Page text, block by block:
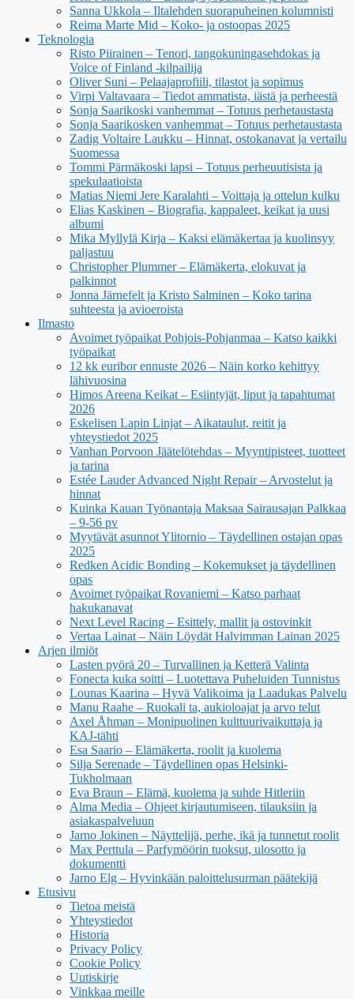
Sanna Ukkola – Iltalehden suorapuheinen kolumnisti
Reima Marte Mid – Koko- ja ostoopas 2025
Teknologia
Risto Piirainen – Tenori, tangokuningasehdokas ja
Voice of Finland -kilpailija
Oliver Suni – Pelaajaprofiili, tilastot ja sopimus
Virpi Valtavaara – Tiedot ammatista, iästä ja perheestä
Sonja Saarikoski vanhemmat – Totuus perhetaustasta
Sonja Saarikosken vanhemmat – Totuus perhetaustasta
Zadig Voltaire Laukku – Hinnat, ostokanavat ja vertailu
Suomessa
Tommi Pärmäkoski lapsi – Totuus perheuutisista ja
spekulaatioista
Matias Niemi Jere Karalahti – Voittaja ja ottelun kulku
Elias Kaskinen – Biografia, kappaleet, keikat ja uusi
albumi
Mika Myllylä Kirja – Kaksi elämäkertaa ja kuolinsyy
paljastuu
Christopher Plummer – Elämäkerta, elokuvat ja
palkinnot
Jonna Järnefelt ja Kristo Salminen – Koko tarina
suhteesta ja avioeroista
Ilmasto
Avoimet työpaikat Pohjois-Pohjanmaa – Katso kaikki
työpaikat
12 kk euribor ennuste 2026 – Näin korko kehittyy
lähivuosina
Himos Areena Keikat – Esiintyjät, liput ja tapahtumat
2026
Eskelisen Lapin Linjat – Aikataulut, reitit ja
yhteystiedot 2025
Vanhan Porvoon Jäätelötehdas – Myyntipisteet, tuotteet
ja tarina
Estée Lauder Advanced Night Repair – Arvostelut ja
hinnat
Kuinka Kauan Työnantaja Maksaa Sairausajan Palkkaa
– 9-56 pv
Myytävät asunnot Ylitornio – Täydellinen ostajan opas
2025
Redken Acidic Bonding – Kokemukset ja täydellinen
opas
Avoimet työpaikat Rovaniemi – Katso parhaat
hakukanavat
Next Level Racing – Esittely, mallit ja ostovinkit
Vertaa Lainat – Näin Löydät Halvimman Lainan 2025
Arjen ilmiöt
Lasten pyörä 20 – Turvallinen ja Ketterä Valinta
Fonecta kuka soitti – Luotettava Puheluiden Tunnistus
Lounas Kaarina – Hyvä Valikoima ja Laadukas Palvelu
Manu Raahe – Ruokali ta, aukioloajat ja arvo telut
Axel Åhman – Monipuolinen kulttuurivaikuttaja ja
KAJ-tähti
Esa Saario – Elämäkerta, roolit ja kuolema
Silja Serenade – Täydellinen opas Helsinki-
Tukholmaan
Eva Braun – Elämä, kuolema ja suhde Hitleriin
Alma Media – Ohjeet kirjautumiseen, tilauksiin ja
asiakaspalveluun
Jarno Jokinen – Näyttelijä, perhe, ikä ja tunnetut roolit
Max Perttula – Parfymöörin tuoksut, ulosotto ja
dokumentti
Jarno Elg – Hyvinkään paloittelusurman päätekijä
Etusivu
Tietoa meistä
Yhteystiedot
Historia
Privacy Policy
Cookie Policy
Uutiskirje
Vinkkaa meille